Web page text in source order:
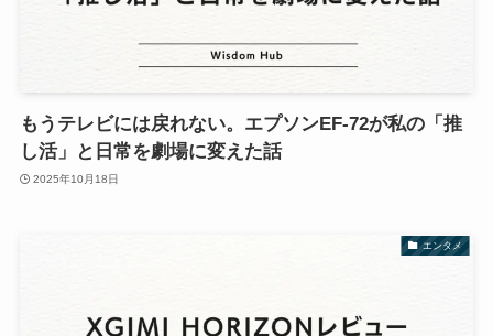
もうテレビには戻れない。エプソンEF-72が私の「推
し活」と日常を劇場に変えた話
2025年10月18日
エンタメ